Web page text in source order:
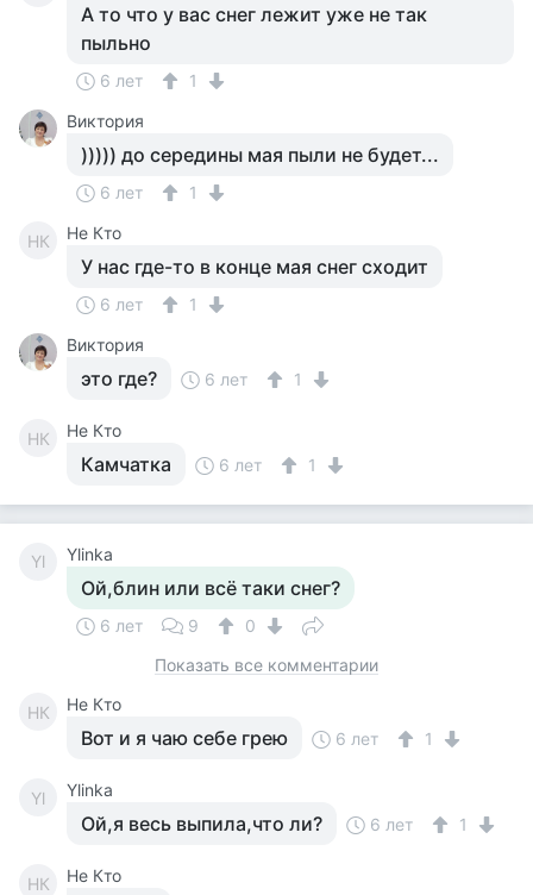
А то что у вас снег лежит уже не так
пыльно
6 лет
1
Виктория
))))) до середины мая пыли не будет...
6 лет 1
НК Не Кто
У нас где-то в конце мая снег сходит
6 лет
1
Виктория
это где? 6 лет 1
НК Не Кто
Камчатка 6 лет 1
Yl Ylinka
Ой,блин или всё таки снег?
6 лет 9
0
Показать все комментарии
НК Не Кто
Вот и я чаю себе грею 6 лет 1
Yl Ylinka
Ой,я весь выпила,что ли? 6 лет 1
НК Не Кто